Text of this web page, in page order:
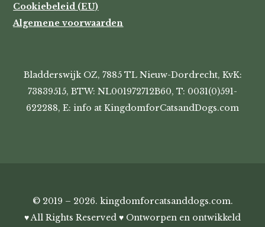
Cookiebeleid (EU)
Algemene voorwaarden
Bladderswijk OZ, 7885 TL Nieuw-Dordrecht, KvK:
73839515, BTW: NL001972712B60, T: 0031(0)591-
622288, E: info at KingdomforCatsandDogs.com
© 2019 – 2026. kingdomforcatsanddogs.com.
♥ All Rights Reserved ♥ Ontworpen en ontwikkeld